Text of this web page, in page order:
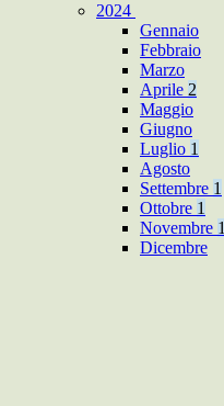
2024
Gennaio
Febbraio
Marzo
Aprile 2
Maggio
Giugno
Luglio 1
Agosto
Settembre 1
Ottobre 1
Novembre 1
Dicembre